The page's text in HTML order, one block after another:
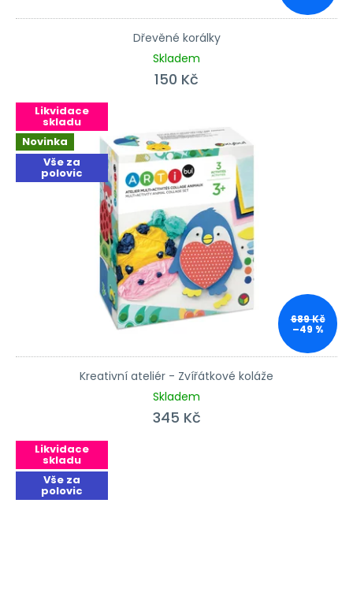
Dřevěné korálky
Skladem
150 Kč
Likvidace
skladu
Novinka
Vše za
polovic
689 Kč
–49 %
Kreativní ateliér - Zvířátkové koláže
Skladem
345 Kč
Likvidace
skladu
Vše za
polovic